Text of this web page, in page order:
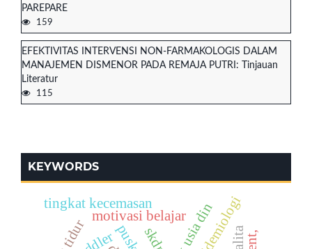
PAREPARE
159
EFEKTIVITAS INTERVENSI NON-FARMAKOLOGIS DALAM
MANAJEMEN DISMENOR PADA REMAJA PUTRI: Tinjauan
Literatur
115
KEYWORDS
skdr
motivasi belajar
tingkat kecemasan